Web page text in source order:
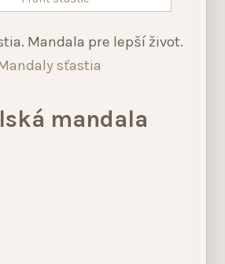
Mandala pre lepší život.
sťastia
mandala